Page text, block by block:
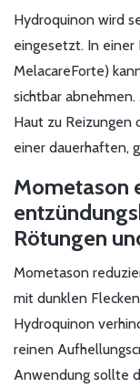
Hydroquinon wird
eingesetzt. In
MelacareForte)
sichtbar
Haut zu
einer dauerhaften,
Mometason
Rötungen
Mometason
mit dunklen
Hydroquinon
reinen
Anwendung sollte